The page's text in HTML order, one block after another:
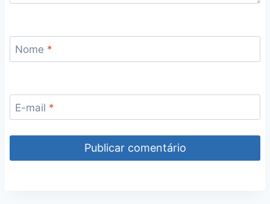
Nome *
E-mail *